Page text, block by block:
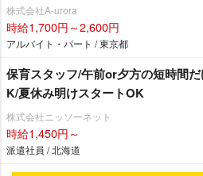
株式会社A-urora
時給1,700円～2,600円
アルバイト・パート / 東京都
保育スタッフ/午前or夕方の短時間
K/夏休み明けスタートOK
株式会社ニッソーネット
時給1,450円～
派遣社員 / 北海道